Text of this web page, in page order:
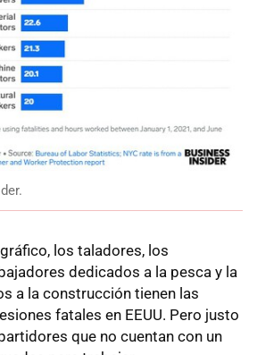
los taladores, los
dedicados a la pesca y la
a la construcción tienen las
fatales en EEUU. Pero justo
que no cuentan con un